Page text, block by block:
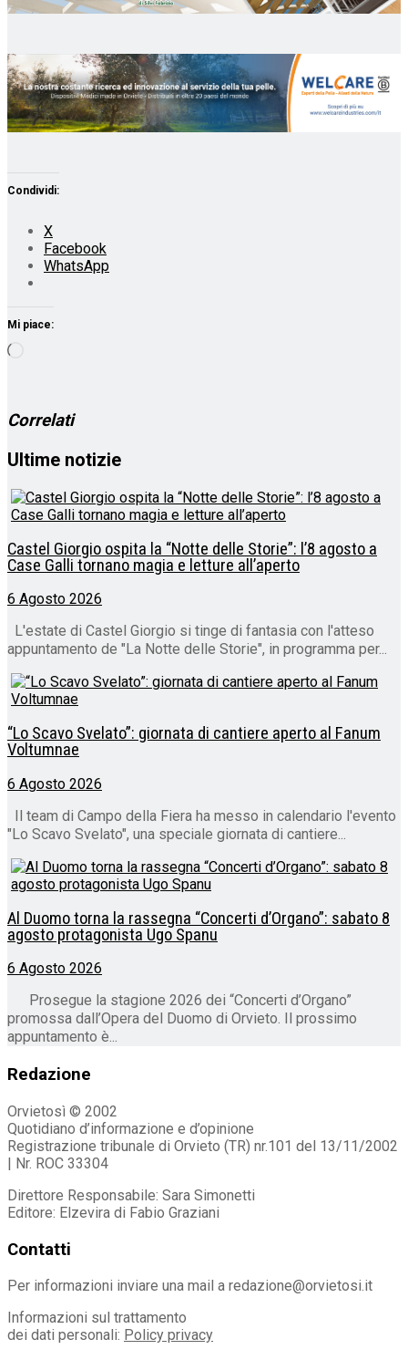
Condividi:
X
Facebook
WhatsApp
Mi piace:
Correlati
Ultime notizie
Castel Giorgio ospita la “Notte delle Storie”: l’8 agosto a
Case Galli tornano magia e letture all’aperto
6 Agosto 2026
L'estate di Castel Giorgio si tinge di fantasia con l'atteso
appuntamento de "La Notte delle Storie", in programma per...
“Lo Scavo Svelato”: giornata di cantiere aperto al Fanum
Voltumnae
6 Agosto 2026
Il team di Campo della Fiera ha messo in calendario l'evento
"Lo Scavo Svelato", una speciale giornata di cantiere...
Al Duomo torna la rassegna “Concerti d’Organo”: sabato 8
agosto protagonista Ugo Spanu
6 Agosto 2026
Prosegue la stagione 2026 dei “Concerti d’Organo”
promossa dall’Opera del Duomo di Orvieto. Il prossimo
appuntamento è...
Redazione
Orvietosì © 2002
Quotidiano d’informazione e d’opinione
Registrazione tribunale di Orvieto (TR) nr.101 del 13/11/2002
| Nr. ROC 33304
Direttore Responsabile: Sara Simonetti
Editore: Elzevira di Fabio Graziani
Contatti
Per informazioni inviare una mail a redazione@orvietosi.it
Informazioni sul trattamento
dei dati personali: Policy privacy